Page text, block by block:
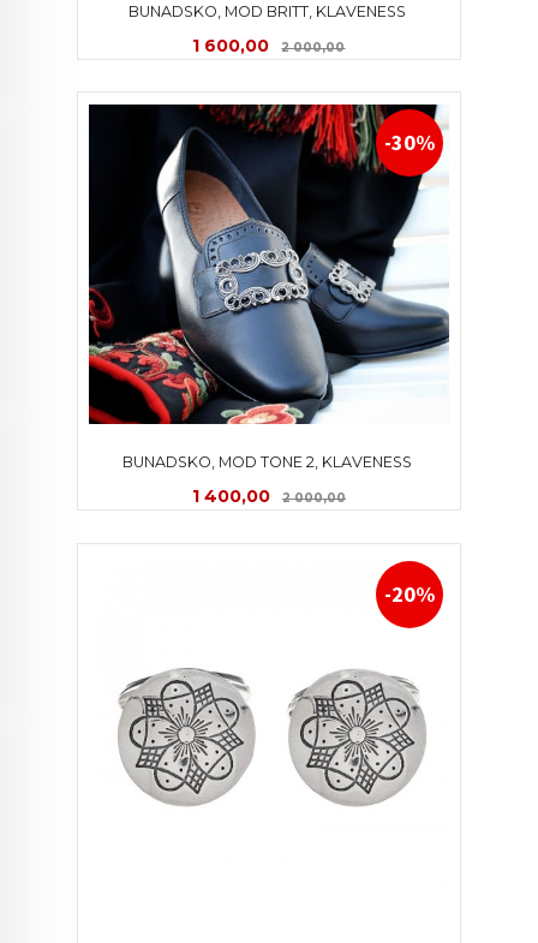
BUNADSKO, MOD BRITT, KLAVENESS
Tilbud
1 600,00 2 000,00Rabatt
BUNADSKO, MOD TONE 2, KLAVENESS
Tilbud
1 400,00 2 000,00Rabatt
-30%
-20%